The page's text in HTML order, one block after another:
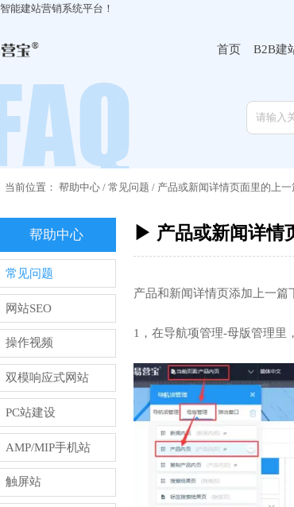
能建站营销系统平台！
首页 B2B建
当前位置： 帮助中心/ 常见问题 / 产品或新闻详情页面里的上
帮助中心
常见问题
网站SEO
操作视频
双模响应式网站
PC站建设
AMP/MIP手机站
触屏站
▶ 产品或新闻详情
产品和新闻详情页添加上一篇
1，在导航项管理-母版管理里